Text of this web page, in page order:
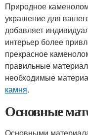
Природное
украшение для
добавляет
интерьер более
прекрасное
правильные
необходимые
камня.
Основные